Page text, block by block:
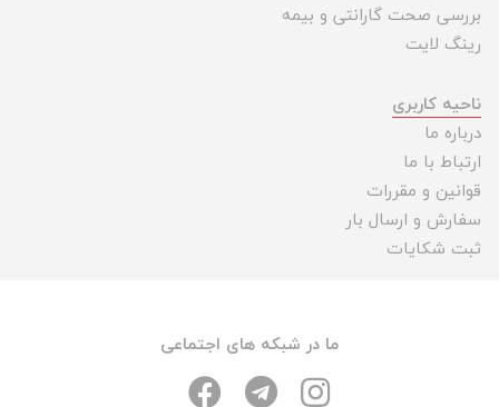
بررسی صحت گارانتی و بیمه
رینگ لایت
ناحیه کاربری
درباره ما
ارتباط با ما
قوانین و مقررات
سفارش و ارسال بار
ثبت شکایات
ما در شبکه های اجتماعی